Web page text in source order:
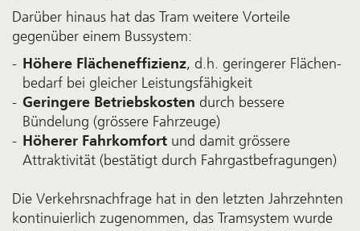
Darüber hinaus hat das Tram weitere Vorteile
gegenüber einem Bussystem:
Höhere Flächeneffizienz, d.h. geringerer Flächen­
bedarf bei gleicher Leistungs­fähigkeit
Geringere Betriebskosten durch bessere
Bündelung (grössere Fahrzeuge)
Höherer Fahrkomfort und damit grössere
Attraktivität (bestätigt durch Fahrgast­befragungen)
Die Verkehrs­nach­frage hat in den letz­ten Jahr­zehn­ten
kontinuier­lich zugenom­men, das Tram­system wurde